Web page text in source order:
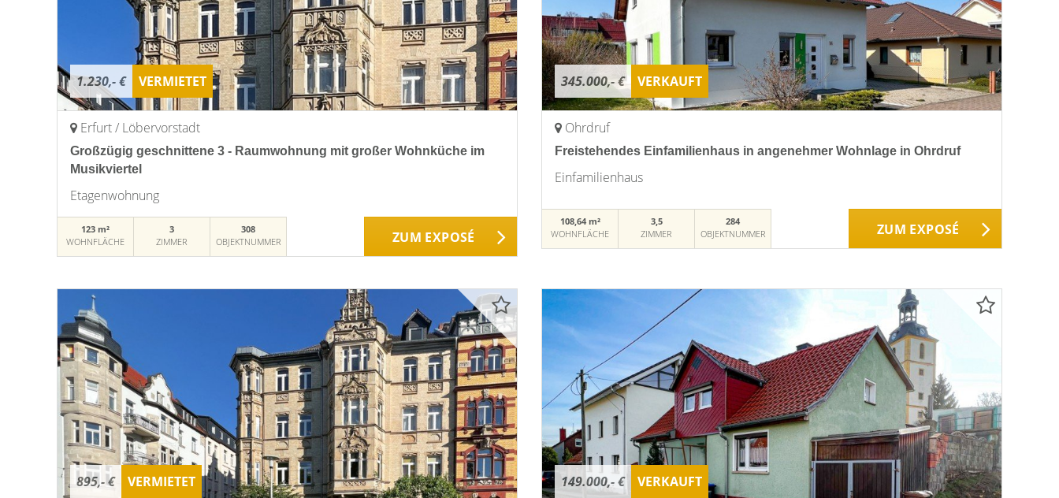
1.230,- € VERMIETET
Erfurt / Löbervorstadt
Großzügig geschnittene 3 - Raumwohnung mit großer Wohnküche im
Musikviertel
Etagenwohnung
123 m²
WOHNFLÄCHE
3
ZIMMER
308
OBJEKTNUMMER
ZUM EXPOSÉ
345.000,- € VERKAUFT
Ohrdruf
Freistehendes Einfamilienhaus in angenehmer Wohnlage in Ohrdruf
Einfamilienhaus
108,64 m²
WOHNFLÄCHE
3,5
ZIMMER
284
OBJEKTNUMMER
ZUM EXPOSÉ
895,- € VERMIETET 149.000,- € VERKAUFT